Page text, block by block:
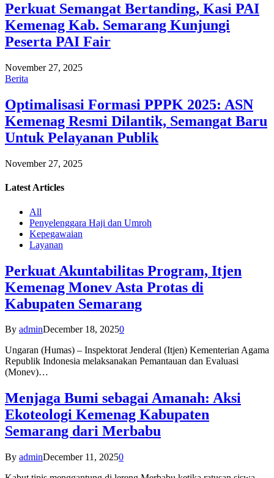
Perkuat Semangat Bertanding, Kasi PAI
Kemenag Kab. Semarang Kunjungi
Peserta PAI Fair
November 27, 2025
Berita
Optimalisasi Formasi PPPK 2025: ASN
Kemenag Resmi Dilantik, Semangat Baru
Untuk Pelayanan Publik
November 27, 2025
Latest Articles
All
Penyelenggara Haji dan Umroh
Kepegawaian
Layanan
Perkuat Akuntabilitas Program, Itjen
Kemenag Monev Asta Protas di
Kabupaten Semarang
By adminDecember 18, 20250
Ungaran (Humas) – Inspektorat Jenderal (Itjen) Kementerian Agama
Republik Indonesia melaksanakan Pemantauan dan Evaluasi
(Monev)…
Menjaga Bumi sebagai Amanah: Aksi
Ekoteologi Kemenag Kabupaten
Semarang dari Merbabu
By adminDecember 11, 20250